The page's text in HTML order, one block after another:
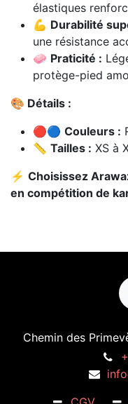
élastiques
💪 Durabilité
une résistance
🧼 Praticité :
protège-pied
🎨 Détails :
🔴🔵 Couleurs :
📏 Tailles : XS à
⚡ Choisissez
en compétition de
Chemin des